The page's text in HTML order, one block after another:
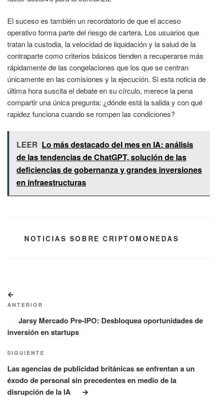
El suceso es también un recordatorio de que el acceso
operativo forma parte del riesgo de cartera. Los usuarios que
tratan la custodia, la velocidad de liquidación y la salud de la
contraparte como criterios básicos tienden a recuperarse más
rápidamente de las congelaciones que los que se centran
únicamente en las comisiones y la ejecución. Si esta noticia de
última hora suscita el debate en su círculo, merece la pena
compartir una única pregunta: ¿dónde está la salida y con qué
rapidez funciona cuando se rompen las condiciones?
LEER Lo más destacado del mes en IA: análisis
de las tendencias de ChatGPT, solución de las
deficiencias de gobernanza y grandes inversiones
en infraestructuras
CATEGORÍAS
NOTICIAS SOBRE CRIPTOMONEDAS
de
entradas
anterior:
ANTERIOR
Jarsy Mercado Pre-IPO: Desbloquea oportunidades de
inversión en startups
Siguiente
entrada
SIGUIENTE
Las agencias de publicidad británicas se enfrentan a un
éxodo de personal sin precedentes en medio de la
disrupción de la IA